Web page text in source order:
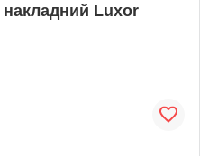
Luxor